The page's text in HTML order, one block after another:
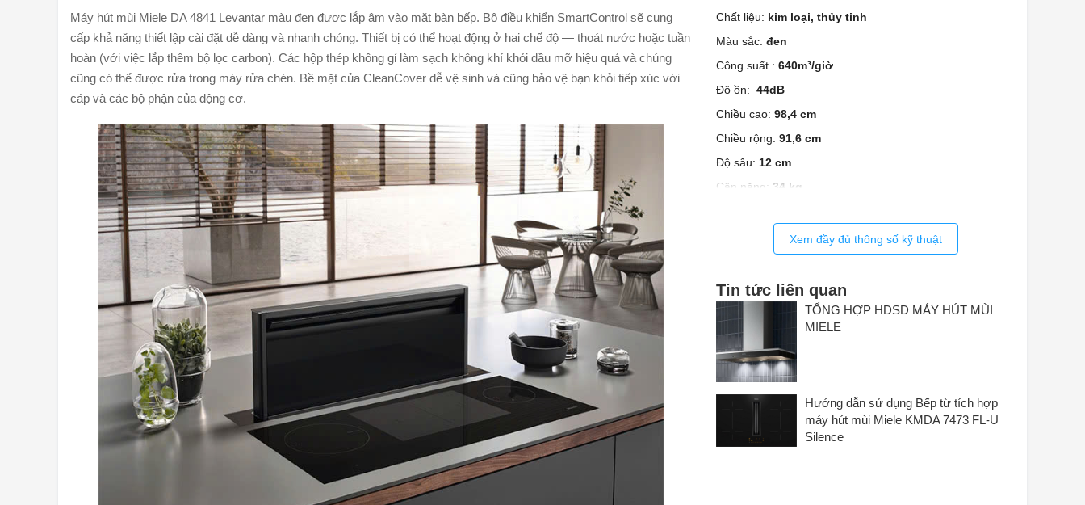
Máy hút mùi Miele DA 4841 Levantar màu đen được lắp âm vào mặt bàn bếp. Bộ điều khiển SmartControl sẽ cung
cấp khả năng thiết lập cài đặt dễ dàng và nhanh chóng. Thiết bị có thể hoạt động ở hai chế độ — thoát nước hoặc tuần
hoàn (với việc lắp thêm bộ lọc carbon). Các hộp thép không gỉ làm sạch không khí khỏi dầu mỡ hiệu quả và chúng
cũng có thể được rửa trong máy rửa chén. Bề mặt của CleanCover dễ vệ sinh và cũng bảo vệ bạn khỏi tiếp xúc với
cáp và các bộ phận của động cơ.
Chất liệu: kim loại, thủy tinh
Màu sắc: đen
Công suất : 640m³/giờ
Độ ồn: 44dB
Chiều cao: 98,4 cm
Chiều rộng: 91,6 cm
Độ sâu: 12 cm
Cân nặng: 34 kg
Xem đầy đủ thông số kỹ thuật
Tin tức liên quan
TỔNG HỢP HDSD MÁY HÚT MÙI
MIELE
Hướng dẫn sử dụng Bếp từ tích hợp
máy hút mùi Miele KMDA 7473 FL-U
Silence